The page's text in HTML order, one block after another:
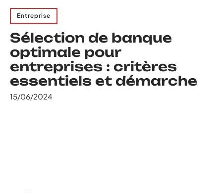
Entreprise
Sélection de banque
optimale pour
entreprises : critères
essentiels et démarche
15/06/2024